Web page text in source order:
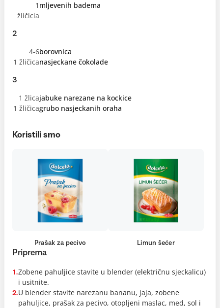
1
žličicia
mljevenih badema
2
4-6borovnica
1 žličicanasjeckane čokolade
3
1 žlicajabuke narezane na kockice
1 žličicagrubo nasjeckanih oraha
Koristili smo
Prašak za pecivo Limun šećer
Priprema
1.Zobene pahuljice stavite u blender (električnu sjeckalicu)
i usitnite.
2.U blender stavite narezanu bananu, jaja, zobene
pahuljice, prašak za pecivo, otopljeni maslac, med, sol i